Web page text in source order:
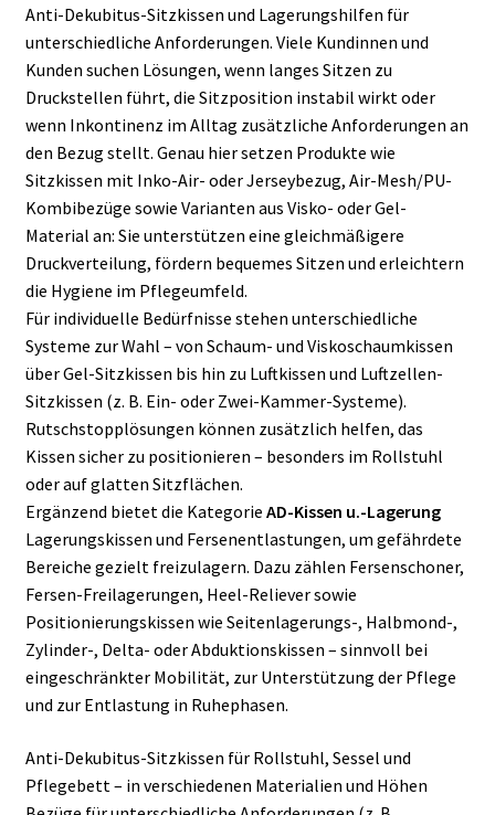
Anti-Dekubitus-Sitzkissen und Lagerungshilfen für
unterschiedliche Anforderungen. Viele Kundinnen und
Kunden suchen Lösungen, wenn langes Sitzen zu
Druckstellen führt, die Sitzposition instabil wirkt oder
wenn Inkontinenz im Alltag zusätzliche Anforderungen an
den Bezug stellt. Genau hier setzen Produkte wie
Sitzkissen mit Inko-Air- oder Jerseybezug, Air-Mesh/PU-
Kombibezüge sowie Varianten aus Visko- oder Gel-
Material an: Sie unterstützen eine gleichmäßigere
Druckverteilung, fördern bequemes Sitzen und erleichtern
die Hygiene im Pflegeumfeld.
Für individuelle Bedürfnisse stehen unterschiedliche
Systeme zur Wahl – von Schaum- und Viskoschaumkissen
über Gel-Sitzkissen bis hin zu Luftkissen und Luftzellen-
Sitzkissen (z. B. Ein- oder Zwei-Kammer-Systeme).
Rutschstopplösungen können zusätzlich helfen, das
Kissen sicher zu positionieren – besonders im Rollstuhl
oder auf glatten Sitzflächen.
Ergänzend bietet die Kategorie AD-Kissen u.-Lagerung
Lagerungskissen und Fersenentlastungen, um gefährdete
Bereiche gezielt freizulagern. Dazu zählen Fersenschoner,
Fersen-Freilagerungen, Heel-Reliever sowie
Positionierungskissen wie Seitenlagerungs-, Halbmond-,
Zylinder-, Delta- oder Abduktionskissen – sinnvoll bei
eingeschränkter Mobilität, zur Unterstützung der Pflege
und zur Entlastung in Ruhephasen.
Anti-Dekubitus-Sitzkissen für Rollstuhl, Sessel und
Pflegebett – in verschiedenen Materialien und Höhen